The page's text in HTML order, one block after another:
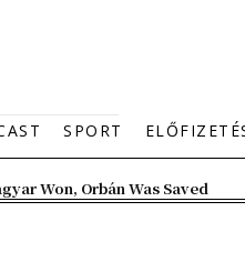
SPORT
Won, Orbán Was Saved